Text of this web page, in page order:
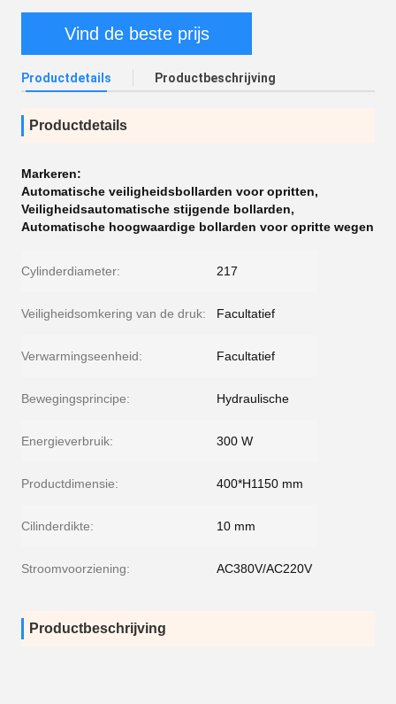
Vind de beste prijs
Productdetails Productbeschrijving
Productdetails
Markeren:
Automatische veiligheidsbollarden voor opritten,
Veiligheidsautomatische stijgende bollarden,
Automatische hoogwaardige bollarden voor opritte wegen
Cylinderdiameter: 217
Veiligheidsomkering van de druk: Facultatief
Verwarmingseenheid: Facultatief
Bewegingsprincipe: Hydraulische
Energieverbruik: 300 W
Productdimensie: 400*H1150 mm
Cilinderdikte: 10 mm
Stroomvoorziening: AC380V/AC220V
Productbeschrijving